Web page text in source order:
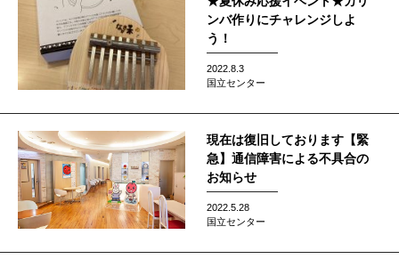
ンバ作りにチャレンジしよ
う！
2022.8.3
国立センター
現在は復旧しております【緊
急】通信障害による不具合の
お知らせ
2022.5.28
国立センター